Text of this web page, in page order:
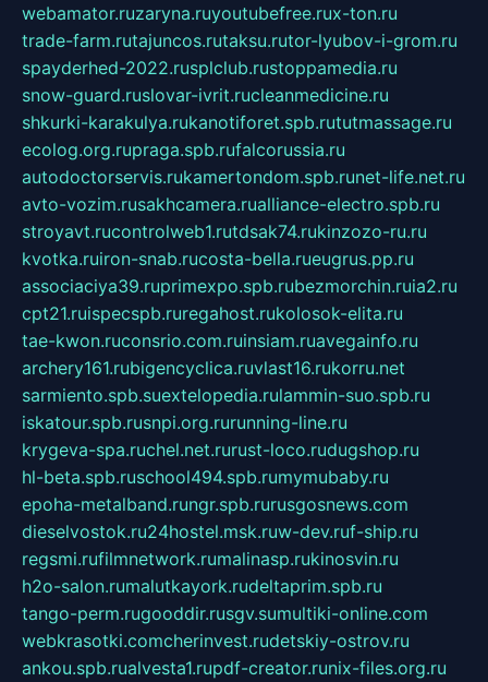
webamator.ruzaryna.ruyoutubefree.rux-ton.ru
trade-farm.rutajuncos.rutaksu.rutor-lyubov-i-grom.ru
spayderhed-2022.rusplclub.rustoppamedia.ru
snow-guard.ruslovar-ivrit.rucleanmedicine.ru
shkurki-karakulya.rukanotiforet.spb.rututmassage.ru
ecolog.org.rupraga.spb.rufalcorussia.ru
autodoctorservis.rukamertondom.spb.runet-life.net.ru
avto-vozim.rusakhcamera.rualliance-electro.spb.ru
stroyavt.rucontrolweb1.rutdsak74.rukinzozo-ru.ru
kvotka.ruiron-snab.rucosta-bella.rueugrus.pp.ru
associaciya39.ruprimexpo.spb.rubezmorchin.ruia2.ru
cpt21.ruispecspb.ruregahost.rukolosok-elita.ru
tae-kwon.ruconsrio.com.ruinsiam.ruavegainfo.ru
archery161.rubigencyclica.ruvlast16.rukorru.net
sarmiento.spb.suextelopedia.rulammin-suo.spb.ru
iskatour.spb.rusnpi.org.rurunning-line.ru
krygeva-spa.ruchel.net.rurust-loco.rudugshop.ru
hl-beta.spb.ruschool494.spb.rumymubaby.ru
epoha-metalband.rungr.spb.rurusgosnews.com
dieselvostok.ru24hostel.msk.ruw-dev.ruf-ship.ru
regsmi.rufilmnetwork.rumalinasp.rukinosvin.ru
h2o-salon.rumalutkayork.rudeltaprim.spb.ru
tango-perm.rugooddir.rusgv.sumultiki-online.com
webkrasotki.comcherinvest.rudetskiy-ostrov.ru
ankou.spb.rualvesta1.rupdf-creator.runix-files.org.ru